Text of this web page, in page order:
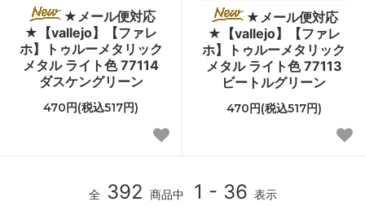
★メール便対応
★【vallejo】【ファレ
ホ】トゥルーメタリック
メタル ライト色 77114
ダスケングリーン
470円(税込517円)
★メール便対応
★【vallejo】【ファレ
ホ】トゥルーメタリック
メタル ライト色 77113
ビートルグリーン
470円(税込517円)
全 392 商品中 1 - 36 表示